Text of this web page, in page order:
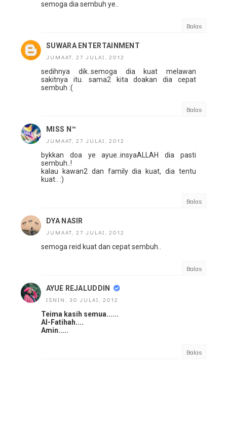
semoga dia sembuh ye..
Balas
SUWARA ENTERTAINMENT
JUMAAT, 27 JULAI, 2012
sedihnya dik..semoga dia kuat melawan
sakitnya itu. sama2 kita doakan dia cepat
sembuh :(
Balas
MISS N™
JUMAAT, 27 JULAI, 2012
bykkan doa ye ayue..insyaALLAH dia pasti
sembuh..!
kalau kawan2 dan family dia kuat, dia tentu
kuat.. :)
Balas
DYA NASIR
JUMAAT, 27 JULAI, 2012
semoga reid kuat dan cepat sembuh..
Balas
AYUE REJALUDDIN
ISNIN, 30 JULAI, 2012
Teima kasih semua......
Al-Fatihah....
Amin.....
Balas